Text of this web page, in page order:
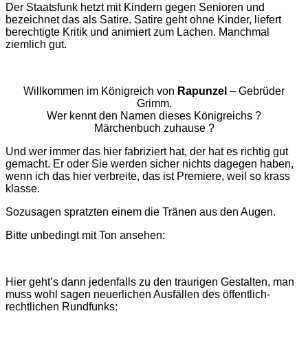
Der Staatsfunk hetzt mit Kindern gegen Senioren und
bezeichnet das als Satire. Satire geht ohne Kinder, liefert
berechtigte Kritik und animiert zum Lachen. Manchmal
ziemlich gut.
Willkommen im Königreich von Rapunzel – Gebrüder
Grimm.
Wer kennt den Namen dieses Königreichs ?
Märchenbuch zuhause ?
Und wer immer das hier fabriziert hat, der hat es richtig gut
gemacht. Er oder Sie werden sicher nichts dagegen haben,
wenn ich das hier verbreite, das ist Premiere, weil so krass
klasse.
Sozusagen spratzten einem die Tränen aus den Augen.
Bitte unbedingt mit Ton ansehen:
Hier geht’s dann jedenfalls zu den traurigen Gestalten, man
muss wohl sagen neuerlichen Ausfällen des öffentlich-
rechtlichen Rundfunks: